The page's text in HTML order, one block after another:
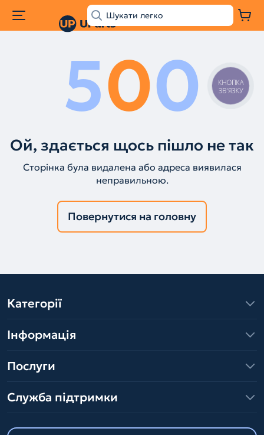
500
Ой, здається щось пішло не так
Сторінка була видалена або адреса виявилася
неправильною.
Повернутися на головну
Категорії
Інформація
Послуги
Служба підтримки
КНОПКА
ЗВ'ЯЗКУ